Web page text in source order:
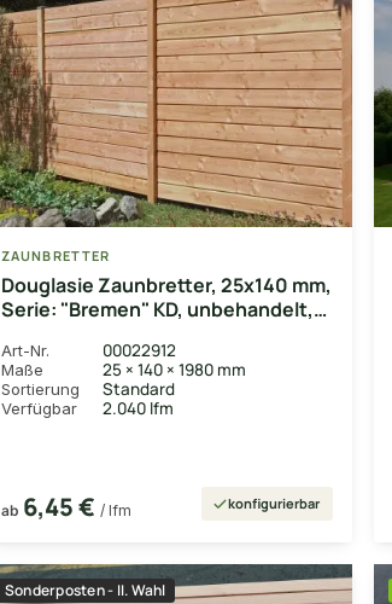
ZAUNBRETTER
Douglasie Zaunbretter, 25x140 mm,
Serie: "Bremen" KD, unbehandelt,
Art-Nr. 00022912
Maße 25 × 140 × 1980 mm
Sortierung Standard
Verfügbar 2.040 lfm
ab 6,45 € / lfm konfigurierbar
Sonderposten - II. Wahl